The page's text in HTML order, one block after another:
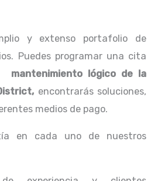
y extenso portafolio de
Puedes programar una cita
mantenimiento lógico de la
encontrarás soluciones,
medios de pago.
en cada uno de nuestros